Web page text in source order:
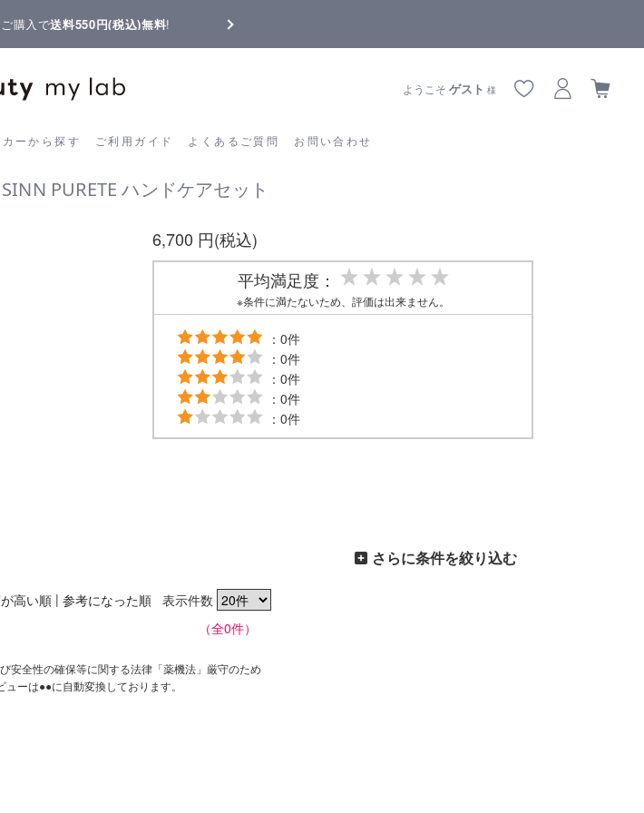
購入で送料550円(税込)無料!
カーから探す ご利用ガイド よくあるご質問 お問い合わせ
ようこそゲスト 様
メーカーから探す ご利用ガイド よくあるご質問
PURETE ハンドケアセット
6,700 円(税込)
平均満足度：
※条件に満たないため、評価は出来ません。
：0件
：0件
：0件
：0件
：0件
さらに条件を絞り込む
高い順 | 参考になった順 表示件数
（全0件）
安全性の確保等に関する法律「薬機法」厳守のため
ーは●●に自動変換しております。